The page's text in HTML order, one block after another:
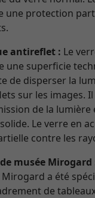
une protection
antireflet : Le
une superficie
de disperser la
sur les images.
de la lumière
Le verre en
contre les
musée Mirogard
a été
de